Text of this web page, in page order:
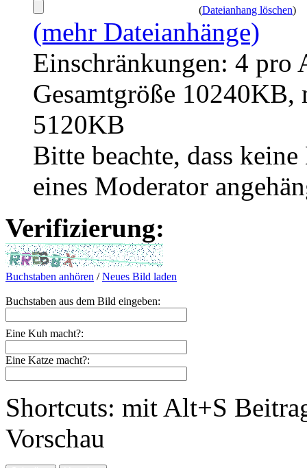
(Dateianhang löschen)
(mehr Dateianhänge)
Einschränkungen: 4 pro
Gesamtgröße
5120KB
Bitte beachte, dass
eines Moderator
Verifizierung:
Buchstaben anhören /Neues Bild laden
Buchstaben aus dem Bild eingeben:
Eine Kuh macht?:
Eine Katze macht?:
Shortcuts: mit Alt+S
Vorschau